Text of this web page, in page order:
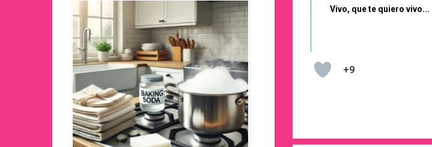
Vivo, que te quiero vivo...
+9